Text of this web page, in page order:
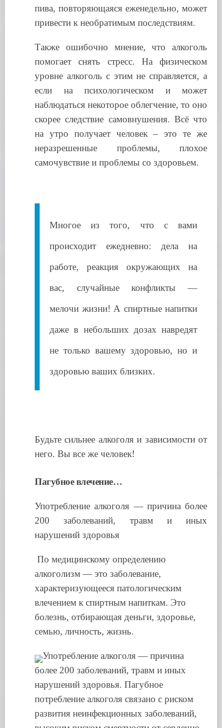
пива, повторяющаяся еженедельно, может
привести к необратимым последствиям.
Также ошибочно мнение, что алкоголь
помогает снять стресс. На физическом
уровне алкоголь с этим не справляется, а
если на психологическом и может
наблюдаться некоторое облегчение, то оно
скорее следствие самовнушения. Всё что
на утро получает человек – это те же
неразрешенные проблемы, плохое
самочувствие и проблемы со здоровьем.
Многое из того, что с вами
происходит ежедневно: дела на
работе, реакция окружающих на
вас, случайные конфликты —
мелочи жизни! А спиртные напитки
даже в небольших дозах навредят
не только вашему здоровью, но и
здоровью ваших близких.
Будьте сильнее алкоголя и зависимости от
него. Вы все же человек!
Пагубное влечение…
Употребление алкоголя — причина более
200 заболеваний, травм и иных
нарушений здоровья
По медицинскому определению
алкоголизм — это заболевание,
характеризующееся патологическим
влечением к спиртным напиткам. Это
болезнь, отбирающая деньги, здоровье,
семью, личность, жизнь.
Употребление алкоголя — причина
более 200 заболеваний, травм и иных
нарушений здоровья. Пагубное
потребление алкоголя связано с риском
развития неинфекционных заболеваний,